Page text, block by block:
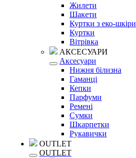
Жилети
Шакети
Куртки з еко-шкіри
Куртки
Вітрівка
АКСЕСУАРИ
Аксесуари
Нижня білизна
Гаманці
Кепки
Парфуми
Ремені
Сумки
Шкарпетки
Рукавички
OUTLET
OUTLET